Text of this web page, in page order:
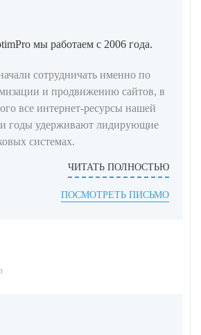
ПОСМОТРЕТЬ ПИСЬМО
мы работаем с 2006 года.
сотрудничать именно по
и продвижению сайтов, в
все интернет-ресурсы нашей
годы удерживают лидирующие
системах.
ЧИТАТЬ ПОЛНОСТЬЮ